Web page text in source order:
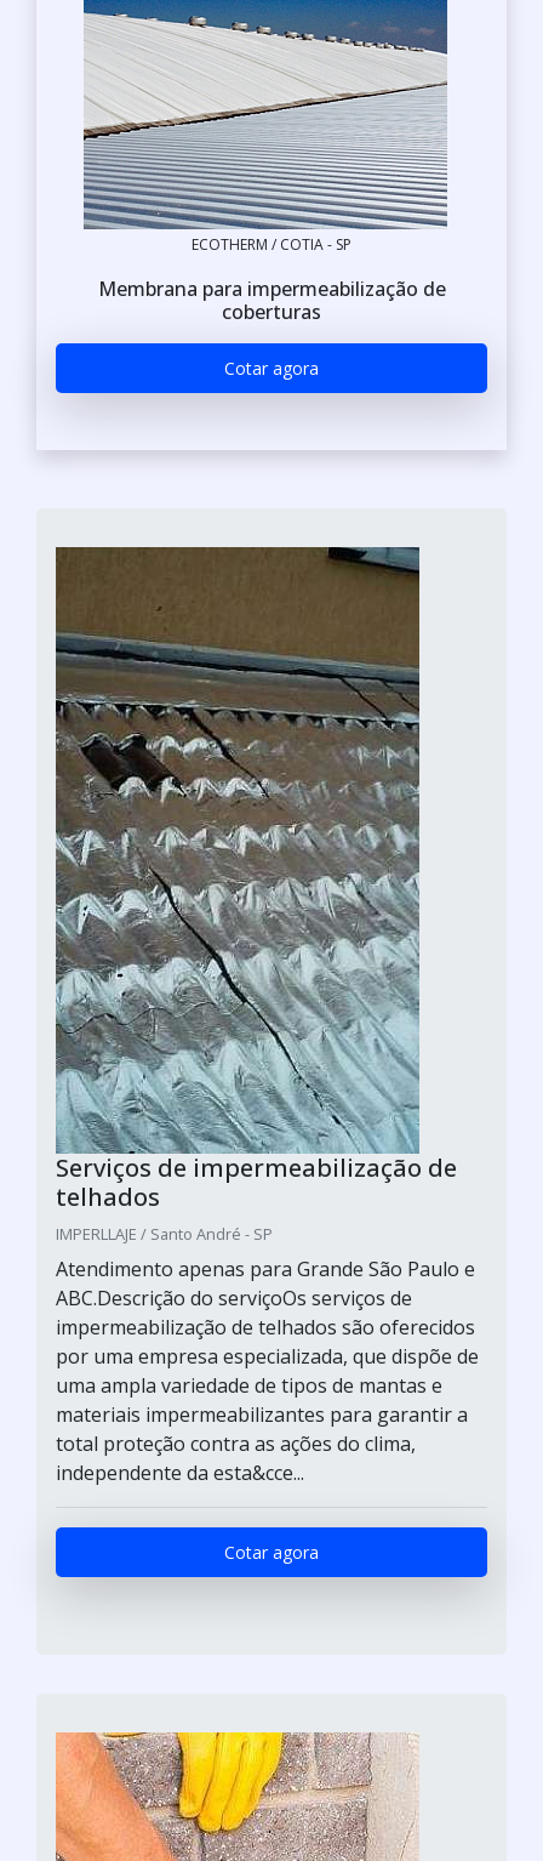
ECOTHERM / COTIA - SP
Membrana para impermeabilização de
coberturas
Cotar agora
Serviços de impermeabilização de
telhados
IMPERLLAJE / Santo André - SP
Atendimento apenas para Grande São Paulo e
ABC.Descrição do serviçoOs serviços de
impermeabilização de telhados são oferecidos
por uma empresa especializada, que dispõe de
uma ampla variedade de tipos de mantas e
materiais impermeabilizantes para garantir a
total proteção contra as ações do clima,
independente da esta&cce...
Cotar agora